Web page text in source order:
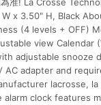
W x 3.50" H, Black
(4 levels + OFF)
view Calendar
adjustable snooze
AC adapter and
lacrosse,
alarm clock features